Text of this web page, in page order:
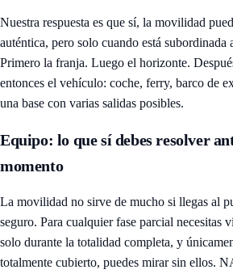
Nuestra respuesta es que sí, la movilidad
auténtica, pero solo cuando está subordinada
Primero la franja. Luego el horizonte.
entonces el vehículo: coche, ferry, barco de
una base con varias salidas posibles.
Equipo: lo que sí debes resolver
momento
La movilidad no sirve de mucho si llegas al
seguro. Para cualquier fase parcial necesitas
solo durante la totalidad completa, y
totalmente cubierto, puedes mirar sin ellos.